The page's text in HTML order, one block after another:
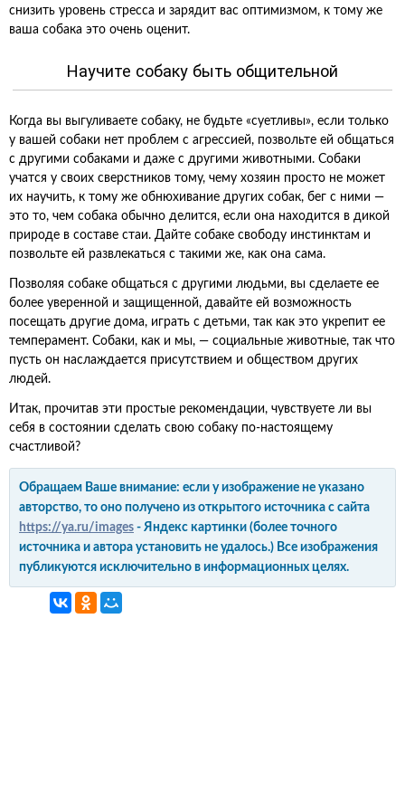
снизить уровень стресса и зарядит вас оптимизмом, к тому же
ваша собака это очень оценит.
Научите собаку быть общительной
Когда вы выгуливаете собаку, не будьте «суетливы», если только
у вашей собаки нет проблем с агрессией, позвольте ей общаться
с другими собаками и даже с другими животными. Собаки
учатся у своих сверстников тому, чему хозяин просто не может
их научить, к тому же обнюхивание других собак, бег с ними —
это то, чем собака обычно делится, если она находится в дикой
природе в составе стаи. Дайте собаке свободу инстинктам и
позвольте ей развлекаться с такими же, как она сама.
Позволяя собаке общаться с другими людьми, вы сделаете ее
более уверенной и защищенной, давайте ей возможность
посещать другие дома, играть с детьми, так как это укрепит ее
темперамент. Собаки, как и мы, — социальные животные, так что
пусть он наслаждается присутствием и обществом других
людей.
Итак, прочитав эти простые рекомендации, чувствуете ли вы
себя в состоянии сделать свою собаку по-настоящему
счастливой?
Обращаем Ваше внимание: если у изображение не указано
авторство, то оно получено из открытого источника с сайта
https://ya.ru/images - Яндекс картинки (более точного
источника и автора установить не удалось.) Все изображения
публикуются исключительно в информационных целях.